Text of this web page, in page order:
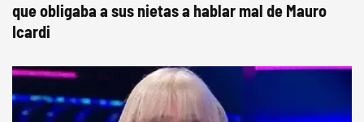
que obligaba a sus nietas a hablar mal de Mauro
Icardi